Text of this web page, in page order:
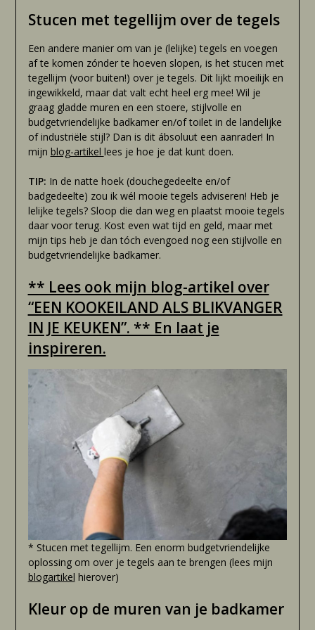
Stucen met tegellijm over de tegels
Een andere manier om van je (lelijke) tegels en voegen
af te komen zónder te hoeven slopen, is het stucen met
tegellijm (voor buiten!) over je tegels. Dit lijkt moeilijk en
ingewikkeld, maar dat valt echt heel erg mee! Wil je
graag gladde muren en een stoere, stijlvolle en
budgetvriendelijke badkamer en/of toilet in de landelijke
of industriële stijl? Dan is dit ábsoluut een aanrader! In
mijn blog-artikel lees je hoe je dat kunt doen.
TIP: In de natte hoek (douchegedeelte en/of
badgedeelte) zou ik wél mooie tegels adviseren! Heb je
lelijke tegels? Sloop die dan weg en plaatst mooie tegels
daar voor terug. Kost even wat tijd en geld, maar met
mijn tips heb je dan tóch evengoed nog een stijlvolle en
budgetvriendelijke badkamer.
** Lees ook mijn blog-artikel over
“EEN KOOKEILAND ALS BLIKVANGER
IN JE KEUKEN”. ** En laat je
inspireren.
* Stucen met tegellijm. Een enorm budgetvriendelijke
oplossing om over je tegels aan te brengen (lees mijn
blogartikel hierover)
Kleur op de muren van je badkamer